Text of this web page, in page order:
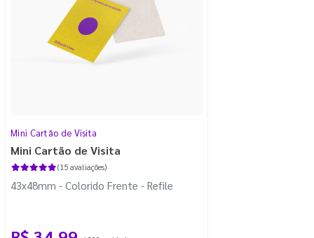
Mini Cartão de Visita
Mini Cartão de Visita
(15 avaliações)
43x48mm - Colorido Frente - Refile